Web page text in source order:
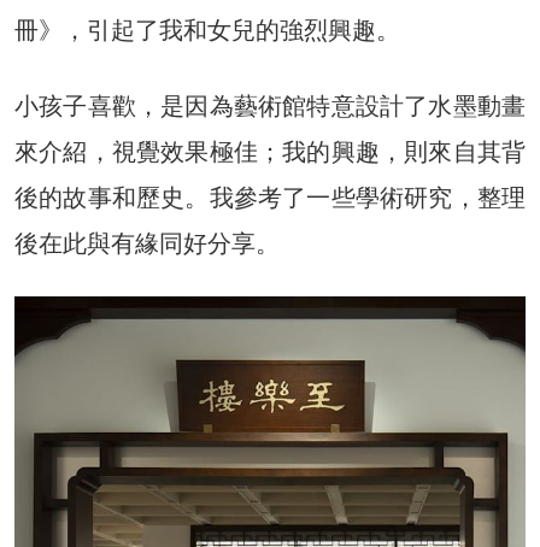
冊》，引起了我和女兒的強烈興趣。
小孩子喜歡，是因為藝術館特意設計了水墨動畫
來介紹，視覺效果極佳；我的興趣，則來自其背
後的故事和歷史。我參考了一些學術研究，整理
後在此與有緣同好分享。